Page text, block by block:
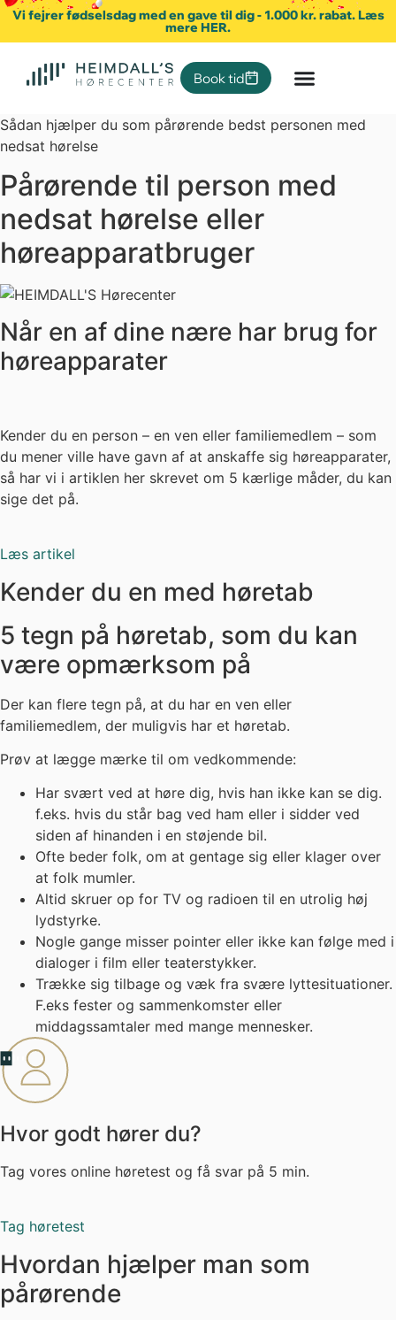
Vi fejrer fødselsdag med en gave til dig - 1.000 kr. rabat. Læs
mere HER.
Book tid
Sådan hjælper du som pårørende bedst personen med
nedsat hørelse
Pårørende til person med
nedsat hørelse eller
høreapparatbruger
Når en af dine nære har brug for
høreapparater
Kender du en person – en ven eller familiemedlem – som
du mener ville have gavn af at anskaffe sig høreapparater,
så har vi i artiklen her skrevet om 5 kærlige måder, du kan
sige det på.
Læs artikel
Kender du en med høretab
5 tegn på høretab, som du kan
være opmærksom på
Der kan flere tegn på, at du har en ven eller
familiemedlem, der muligvis har et høretab.
Prøv at lægge mærke til om vedkommende:
Har svært ved at høre dig, hvis han ikke kan se dig.
f.eks. hvis du står bag ved ham eller i sidder ved
siden af hinanden i en støjende bil.
Ofte beder folk, om at gentage sig eller klager over
at folk mumler.
Altid skruer op for TV og radioen til en utrolig høj
lydstyrke.
Nogle gange misser pointer eller ikke kan følge med i
dialoger i film eller teaterstykker.
Trække sig tilbage og væk fra svære lyttesituationer.
F.eks fester og sammenkomster eller
middagssamtaler med mange mennesker.
Hvor godt hører du?
Tag vores online høretest og få svar på 5 min.
Tag høretest
Hvordan hjælper man som
pårørende